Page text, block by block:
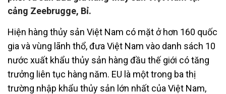
cảng Zeebrugge, Bỉ.
Hiện hàng thủy sản Việt Nam có mặt ở hơn 160 quốc
gia và vùng lãnh thổ, đưa Việt Nam vào danh sách 10
nước xuất khẩu thủy sản hàng đầu thế giới có tăng
trưởng liên tục hàng năm. EU là một trong ba thị
trường nhập khẩu thủy sản lớn nhất của Việt Nam,